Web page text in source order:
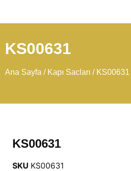
KS00631
Ana Sayfa / Kapı Sacları / KS00631
KS00631
SKU KS00631